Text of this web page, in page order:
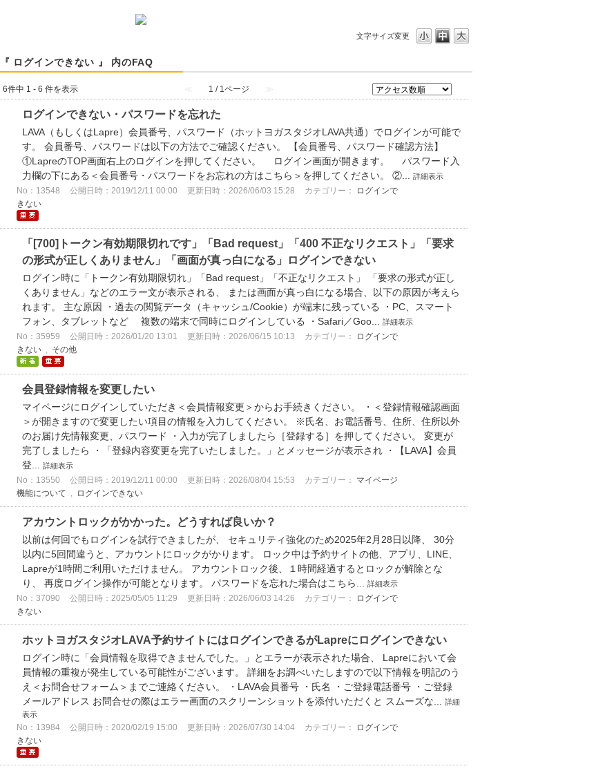
文字サイズ変更
『 ログインできない 』 内のFAQ
6件中 1 - 6 件を表示 ≪ 1 / 1ページ ≫
ログインできない・パスワードを忘れた
LAVA（もしくはLapre）会員番号、パスワード（ホットヨガスタジオLAVA共通）でログインが可能で
す。 会員番号、パスワードは以下の方法でご確認ください。 【会員番号、パスワード確認方法】
①LapreのTOP画面右上のログインを押してください。 ログイン画面が開きます。 パスワード入
力欄の下にある＜会員番号・パスワードをお忘れの方はこちら＞を押してください。 ②...
詳細表示
No：13548 公開日時：2019/12/11 00:00 更新日時：2026/06/03 15:28 カテゴリー：
ログインで
きない
「[700]トークン有効期限切れです」「Bad request」「400 不正なリクエスト」「要求
の形式が正しくありません」「画面が真っ白になる」ログインできない
ログイン時に「トークン有効期限切れ」「Bad request」「不正なリクエスト」 「要求の形式が正し
くありません」などのエラー文が表示される、 または画面が真っ白になる場合、以下の原因が考えら
れます。 主な原因 ・過去の閲覧データ（キャッシュ/Cookie）が端末に残っている ・PC、スマート
フォン、タブレットなど 複数の端末で同時にログインしている ・Safari／Goo...
詳細表示
No：35959 公開日時：2026/01/20 13:01 更新日時：2026/06/15 10:13 カテゴリー：
ログインで
きない , その他
会員登録情報を変更したい
マイページにログインしていただき＜会員情報変更＞からお手続きください。 ・＜登録情報確認画面
＞が開きますので変更したい項目の情報を入力してください。 ※氏名、お電話番号、住所、住所以外
のお届け先情報変更、パスワード ・入力が完了しましたら［登録する］を押してください。 変更が
完了しましたら ・「登録内容変更を完了いたしました。」とメッセージが表示され ・【LAVA】会員
登...
詳細表示
No：13550 公開日時：2019/12/11 00:00 更新日時：2026/08/04 15:53 カテゴリー： マイページ
機能について , ログインできない
アカウントロックがかかった。どうすれば良いか？
以前は何回でもログインを試行できましたが、 セキュリティ強化のため2025年2月28日以降、 30分
以内に5回間違うと、アカウントにロックがかります。 ロック中は予約サイトの他、アプリ、LINE、
Lapreが1時間ご利用いただけません。 アカウントロック後、１時間経過するとロックが解除とな
り、 再度ログイン操作が可能となります。 パスワードを忘れた場合はこちら...
詳細表示
No：37090 公開日時：2025/05/05 11:29 更新日時：2026/06/03 14:26 カテゴリー：
ログインで
きない
ホットヨガスタジオLAVA予約サイトにはログインできるがLapreにログインできない
ログイン時に「会員情報を取得できませんでした。」とエラーが表示された場合、 Lapreにおいて会
員情報の重複が発生している可能性がございます。 詳細をお調べいたしますので以下情報を明記のう
え＜お問合せフォーム＞までご連絡ください。 ・LAVA会員番号 ・氏名 ・ご登録電話番号 ・ご登録
メールアドレス お問合せの際はエラー画面のスクリーンショットを添付いただくと スムーズな...
詳細
表示
No：13984 公開日時：2020/02/19 15:00 更新日時：2026/07/30 14:04 カテゴリー：
ログインで
きない